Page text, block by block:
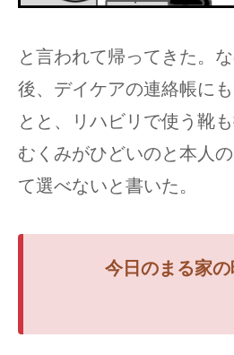
と言われて帰ってきた。
後、デイケアの連絡帳に
とと、リハビリで使う靴
むくみがひどいのと本人
て選べないと書いた。
今日のまる家の